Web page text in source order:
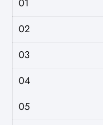
01
02
03
04
05